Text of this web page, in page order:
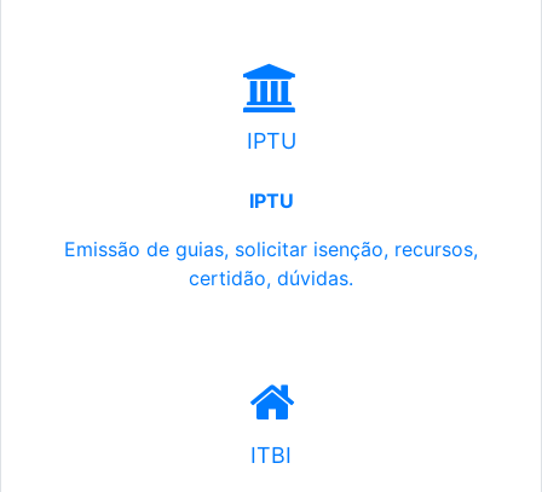
IPTU
IPTU
Emissão de guias, solicitar isenção, recursos,
certidão, dúvidas.
ITBI